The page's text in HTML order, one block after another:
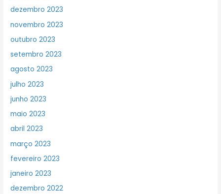
dezembro 2023
novembro 2023
outubro 2023
setembro 2023
agosto 2023
julho 2023
junho 2023
maio 2023
abril 2023
março 2023
fevereiro 2023
janeiro 2023
dezembro 2022